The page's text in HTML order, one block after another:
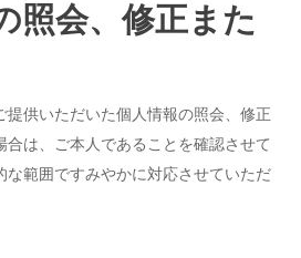
照会、修正また
提供いただいた個人情報の照会、修正
合は、ご本人であることを確認させて
な範囲ですみやかに対応させていただ